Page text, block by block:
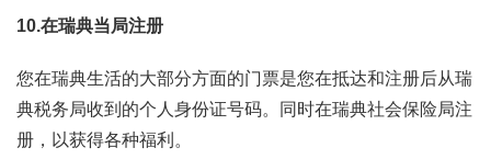
10.在瑞典当局注册
您在瑞典生活的大部分方面的门票是您在抵达和注册后从瑞
典税务局收到的个人身份证号码。同时在瑞典社会保险局注
册，以获得各种福利。